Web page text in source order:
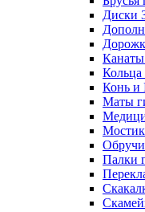
Диски
Кольца
Конь и
Маты
Обручи
Палки